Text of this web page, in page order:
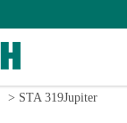
STA 319Jupiter